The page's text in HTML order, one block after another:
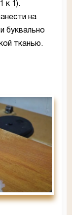
к 1).
на
буквально
тканью.